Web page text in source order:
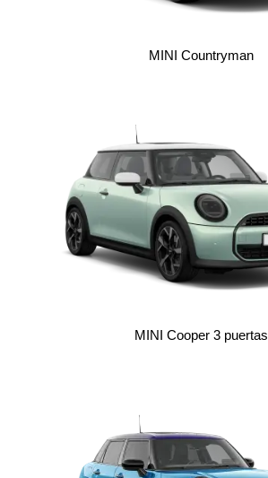
MINI Countryman
MINI Cooper 3 puertas